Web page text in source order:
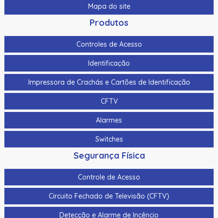
Mapa do site
Produtos
Controles de Acesso
Identificação
Impressora de Crachás e Cartões de Identificação
CFTV
Alarmes
Switches
Segurança Física
Controle de Acesso
Circuito Fechado de Televisão (CFTV)
Detecção e Alarme de Incêncio